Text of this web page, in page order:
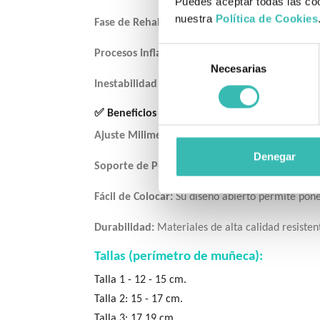
nuestra Política de Cookies.
Selección
consentimiento
Necesarias
Denegar
Fase de Rehabilitación:Ideal para la transición
Procesos Inflamatorios:
Inestabilidad Articular: Soporte firme para
✅ Beneficios Principales
Ajuste Milimétrico:Los cierres de velcro
Soporte de Pulgar: Controla el movimiento de
Fácil de Colocar: Su diseño abierto permite
Durabilidad: Materiales de alta calidad
Tallas (perímetro de muñeca):
Talla 1 - 12 - 15 cm.
Talla 2: 15 - 17 cm.